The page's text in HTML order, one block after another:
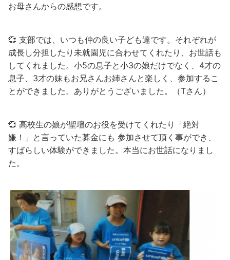
お母さんからの感想です。
💞 支部では、いつも仲の良い子ども達です。それぞれが
成長し分担したり未就園児に合わせてくれたり、お世話も
してくれました。小5の息子と小3の娘だけでなく、4才の
息子、3才の妹もお兄さんお姉さんと楽しく、参加するこ
とができました。ありがとうございました。（Tさん）
💞 高校生の娘が聖壇のお役を受けてくれたり「絶対
嫌！」と言っていた募金にも 参加させて頂く事ができ、
すばらしい体験ができました。本当にお世話になりまし
た。